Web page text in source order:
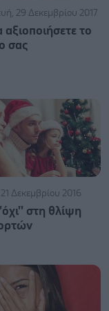
29 Δεκεμβρίου 2017
το
σας
Δεκεμβρίου 2016
στη θλίψη